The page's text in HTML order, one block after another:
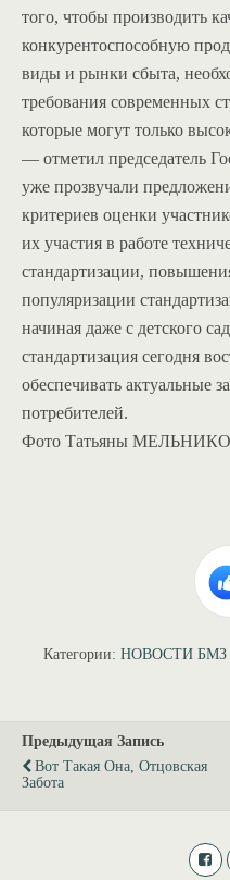
того, чтобы производить
конкурентоспособную
виды и рынки сбыта,
требования современных
которые могут только
— отметил председатель
уже прозвучали
критериев оценки
их участия в работе
стандартизации,
популяризации
начиная даже с детского
стандартизация сегодня
обеспечивать актуальные
потребителей.
Фото Татьяны
Категории: НОВОСТИ БМЗ
Предыдущая Запись
Вот Такая Она, Отцовская
Забота